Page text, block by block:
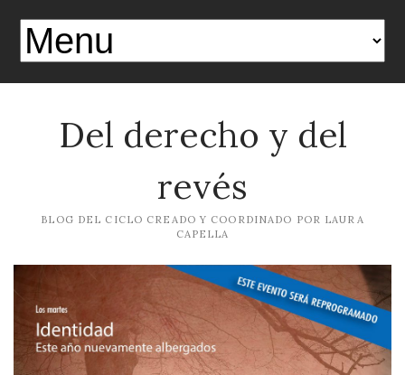
Del derecho y del
revés
BLOG DEL CICLO CREADO Y COORDINADO POR LAURA
CAPELLA